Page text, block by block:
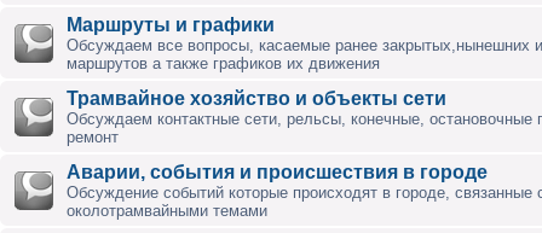
Маршруты и графики
Обсуждаем все вопросы, касаемые ранее закрытых,нынешних
маршрутов а также графиков их движения
Трамвайное хозяйство и объекты сети
Обсуждаем контактные сети, рельсы, конечные, остановочные
ремонт
Аварии, события и происшествия в городе
Обсуждение событий которые происходят в городе, связанные
околотрамвайными темами